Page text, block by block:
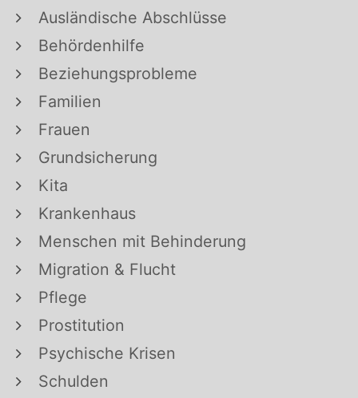
Ausländische Abschlüsse
Behördenhilfe
Beziehungsprobleme
Familien
Frauen
Grundsicherung
Kita
Krankenhaus
Menschen mit Behinderung
Migration & Flucht
Pflege
Prostitution
Psychische Krisen
Schulden